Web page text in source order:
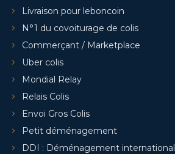
Livraison pour leboncoin
N°1 du covoiturage de colis
Commerçant / Marketplace
Uber colis
Mondial Relay
Relais Colis
Envoi Gros Colis
Petit déménagement
DDI : Déménagement international